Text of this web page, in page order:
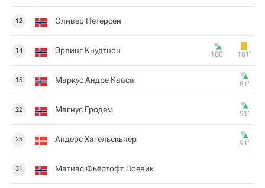
12 Оливер Петерсен
14 Эрлинг Кнудтцон 100‎’‎ 101‎’‎
15 Маркус Андре Кааса 81‎’‎
22 Магнус Гродем 91‎’‎
25 Андерс Хагельскьяер 91‎’‎
31 Матиас Фьёртофт Лоевик